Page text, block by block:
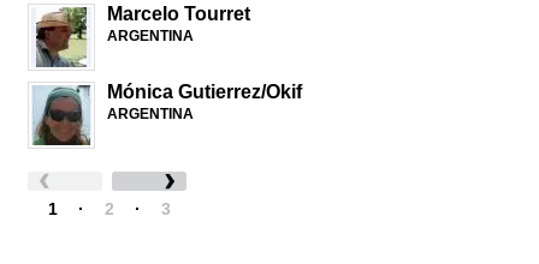
Marcelo Tourret
ARGENTINA
Mónica Gutierrez/Okif
ARGENTINA
1 · 2 · 3